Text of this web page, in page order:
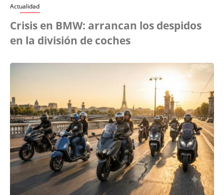
Actualidad
Crisis en BMW: arrancan los despidos
en la división de coches